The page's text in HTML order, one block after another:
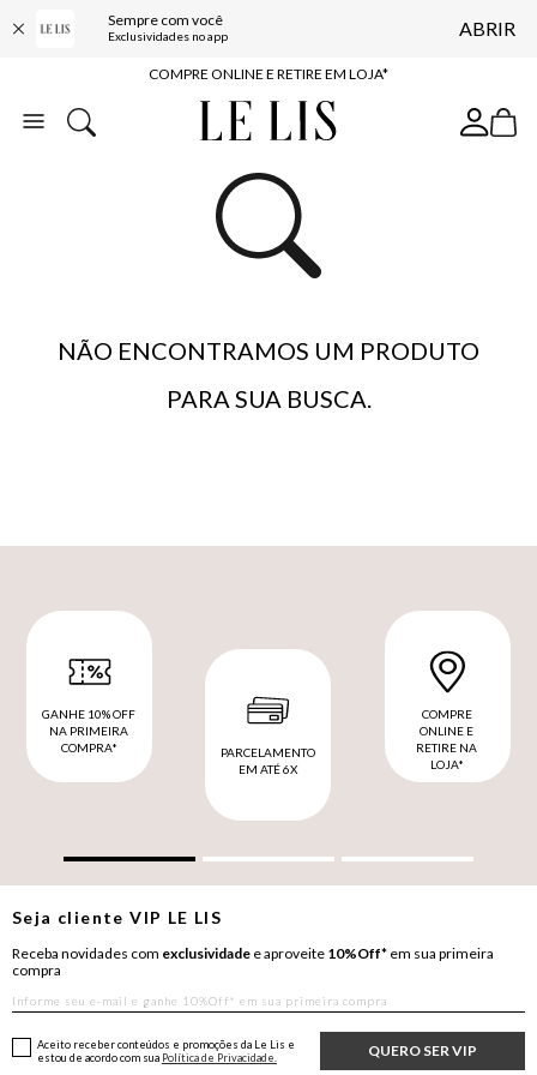
Sempre com você
Exclusividades no app ABRIR
10% OFF NA PRIMEIRA COMPRA*
COMPRE ONLINE E RETIRE EM LOJA*
ENTREGA EXPRESSA*
BAIXE O APP
10% OFF NA PRIMEIRA COMPRA*
NÃO ENCONTRAMOS UM PRODUTO
PARA SUA BUSCA.
GANHE 10% OFF
NA PRIMEIRA
COMPRA*
PARCELAMENTO
EM ATÉ 6X
COMPRE
ONLINE E
RETIRE NA
LOJA*
Seja clienteVIP LE LIS
Receba novidades com exclusividade e aproveite 10%Off* em sua primeira
compra
QUERO SER VIP
Aceito receber conteúdos e promoções da Le Lis e
estou de acordo com sua Política de Privacidade.